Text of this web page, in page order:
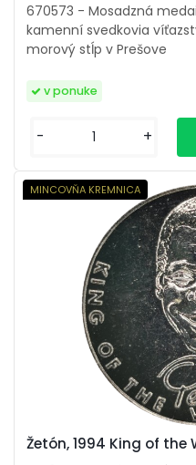
670573 - Mosadzná
kamenní svedkovia
morový stĺp v Prešove
v ponuke
- +
Žetón, 1994 King of the
MINCOVŇA KREMNICA